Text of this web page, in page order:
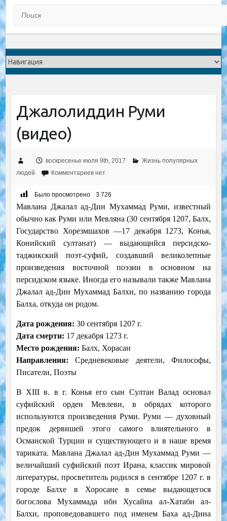
Джалолиддин Руми
(видео)
воскресенье июля 9th, 2017
Жизнь популярных
людей
Комментариев нет
Было просмотрено 3 726
Мавлана Джалал ад-Дин Мухаммад Руми, известный
обычно как Руми или Мевляна (30 сентября 1207, Балх,
Государство Хорезмшахов —17 декабря 1273, Конья,
Конийский султанат) — выдающийся персидско-
таджикский поэт-суфий, создавший великолепные
произведения восточной поэзии в основном на
персидском языке. Иногда его называли также Мавлана
Джалал ад-Дин Мухаммад Балхи, по названию города
Балха, откуда он родом.
Дата рождения: 30 сентября 1207 г.
Дата смерти: 17 декабря 1273 г.
Место рождения: Балх, Хорасан
Направления: Средневековые деятели, Философы,
Писатели, Поэты
В ХIII в. в г. Конья его сын Султан Валад основал
суфийский орден Мевлеви, в обрядах которого
используются произведения Руми. Руми — духовный
предок дервишей этого самого влиятельного в
Османской Турции и существующего и в наше время
тариката. Мавлана Джалал ад-Дин Мухаммад Руми —
величайший суфийский поэт Ирана, классик мировой
литературы, просветитель родился в сентябре 1207 г. в
городе Балхе в Хоросане в семье выдающегося
богослова Мухаммада ибн Хусайна ал-Хатаби ал-
Балхи, проповедовавшего под именем Баха ад-Дина